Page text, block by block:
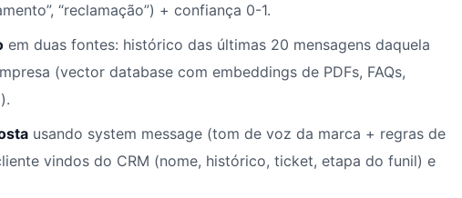
“reclamação”) + confiança 0-1.
em duas fontes: histórico das últimas 20 mensagens daquela
(vector database com embeddings de PDFs, FAQs,
usando system message (tom de voz da marca + regras de
vindos do CRM (nome, histórico, ticket, etapa do funil) e